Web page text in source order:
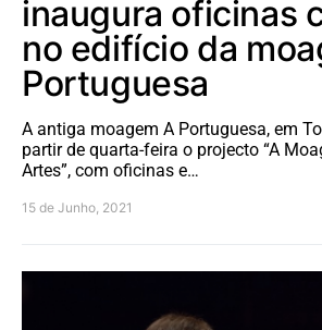
inaugura oficinas
no edifício da
Portuguesa
A antiga moagem A Portuguesa, em
partir de quarta-feira o projecto “A
Artes”, com oficinas e…
15 de Junho, 2021